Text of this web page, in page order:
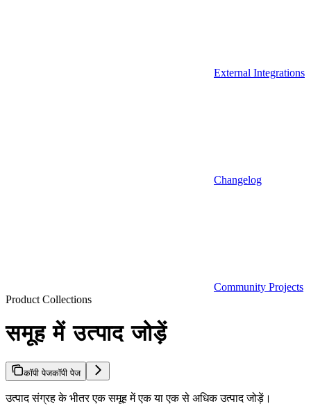
External Integrations
Changelog
Community Projects
Product Collections
समूह में उत्पाद जोड़ें
कॉपी पेजकॉपी पेज
उत्पाद संग्रह के भीतर एक समूह में एक या एक से अधिक उत्पाद जोड़ें।